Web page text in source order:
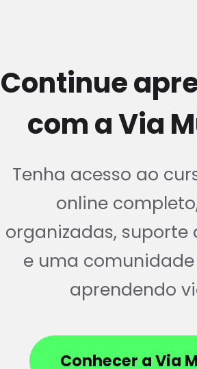
Continue
com a Via
Tenha acesso ao
online
organizadas, suporte
e uma
aprendendo
Conhecer a Via